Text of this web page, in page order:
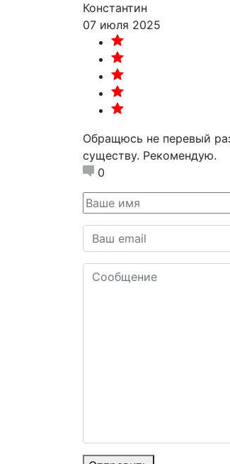
Константин
07 июля 2025
Обращюсь не перевый
существу. Рекомендую.
0